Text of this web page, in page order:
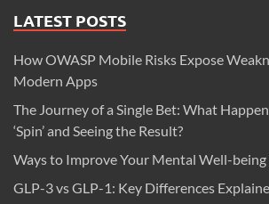
LATEST POSTS
How OWASP Mobile Risks Expose
Modern Apps
The Journey of a Single Bet: What
‘Spin’ and Seeing the Result?
Ways to Improve Your Mental Well-
GLP-3 vs GLP-1: Key Differences